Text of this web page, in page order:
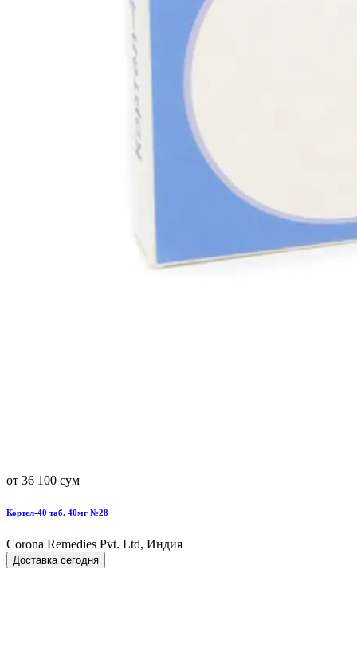
от 36 100 сум
Кортел-40 таб. 40мг №28
Corona Remedies Pvt. Ltd, Индия
Доставка сегодня